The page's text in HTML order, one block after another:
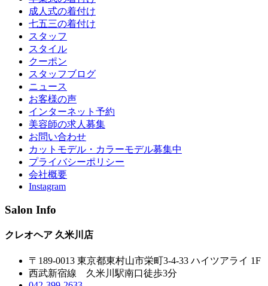
成人式の着付け
七五三の着付け
スタッフ
スタイル
クーポン
スタッフブログ
ニュース
お客様の声
インターネット予約
美容師の求人募集
お問い合わせ
カットモデル・カラーモデル募集中
プライバシーポリシー
会社概要
Instagram
Salon Info
クレオヘア 久米川店
〒189-0013 東京都東村山市栄町3-4-33 ハイツアライ 1F
西武新宿線 久米川駅南口徒歩3分